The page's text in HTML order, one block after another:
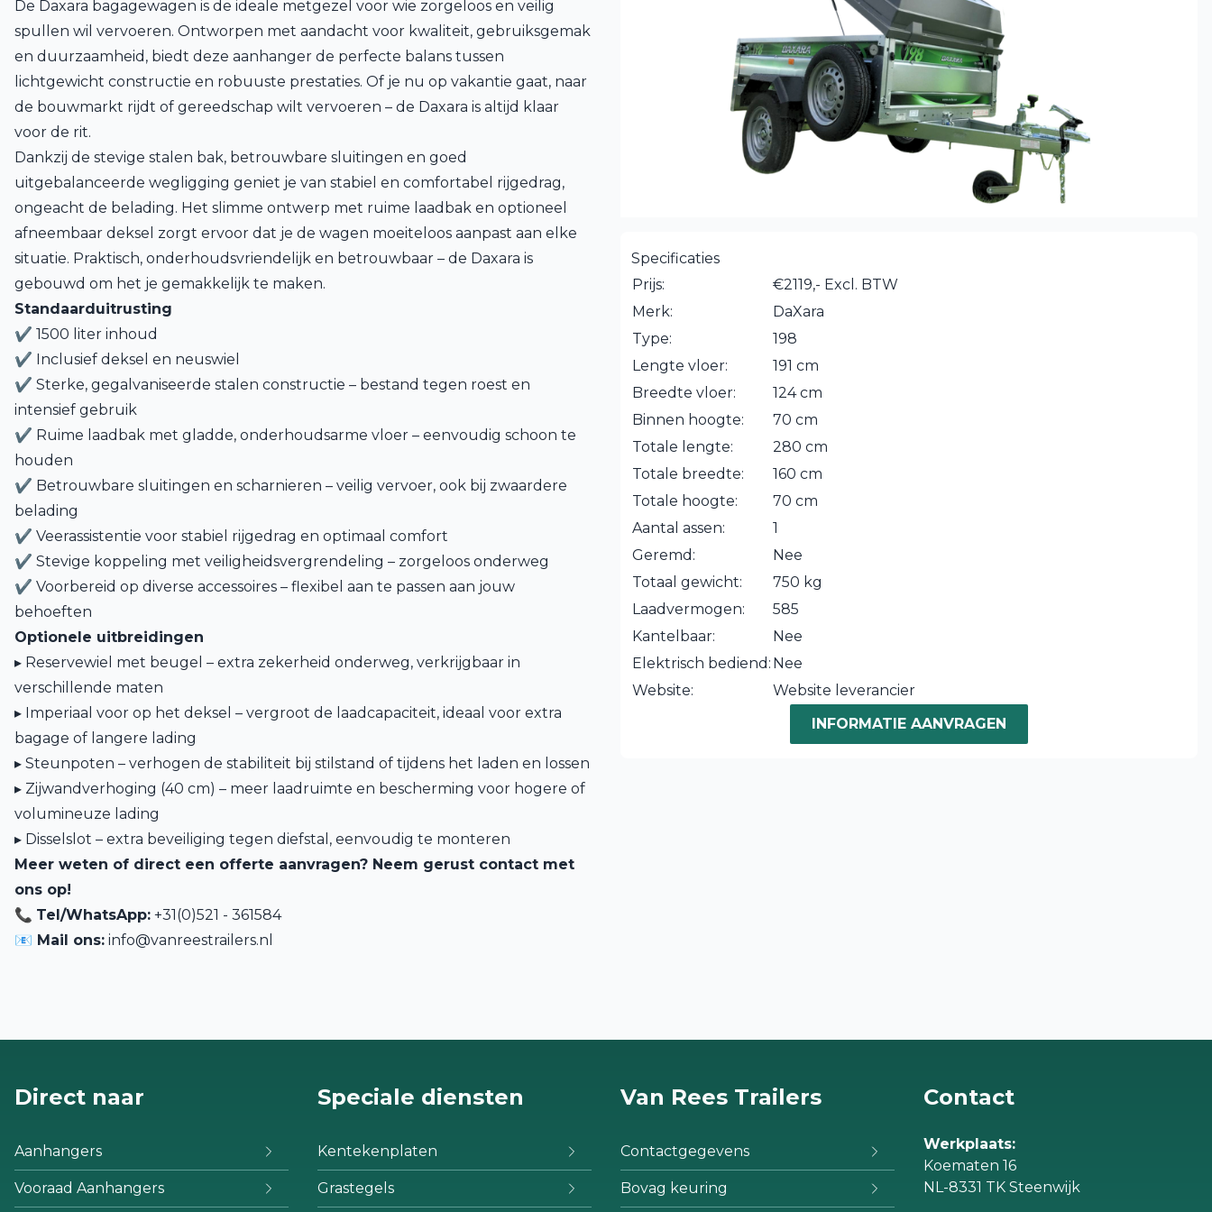
De Daxara bagagewagen is de ideale metgezel voor wie zorgeloos en veilig
spullen wil vervoeren. Ontworpen met aandacht voor kwaliteit, gebruiksgemak
en duurzaamheid, biedt deze aanhanger de perfecte balans tussen
lichtgewicht constructie en robuuste prestaties. Of je nu op vakantie gaat, naar
de bouwmarkt rijdt of gereedschap wilt vervoeren – de Daxara is altijd klaar
voor de rit.
Dankzij de stevige stalen bak, betrouwbare sluitingen en goed
uitgebalanceerde wegligging geniet je van stabiel en comfortabel rijgedrag,
ongeacht de belading. Het slimme ontwerp met ruime laadbak en optioneel
afneembaar deksel zorgt ervoor dat je de wagen moeiteloos aanpast aan elke
situatie. Praktisch, onderhoudsvriendelijk en betrouwbaar – de Daxara is
gebouwd om het je gemakkelijk te maken.
Standaarduitrusting
✔ 1500 liter inhoud
✔ Inclusief deksel en neuswiel
✔ Sterke, gegalvaniseerde stalen constructie – bestand tegen roest en
intensief gebruik
✔ Ruime laadbak met gladde, onderhoudsarme vloer – eenvoudig schoon te
houden
✔ Betrouwbare sluitingen en scharnieren – veilig vervoer, ook bij zwaardere
belading
✔ Veerassistentie voor stabiel rijgedrag en optimaal comfort
✔ Stevige koppeling met veiligheidsvergrendeling – zorgeloos onderweg
✔ Voorbereid op diverse accessoires – flexibel aan te passen aan jouw
behoeften
Optionele uitbreidingen
▸ Reservewiel met beugel – extra zekerheid onderweg, verkrijgbaar in
verschillende maten
▸ Imperiaal voor op het deksel – vergroot de laadcapaciteit, ideaal voor extra
bagage of langere lading
▸ Steunpoten – verhogen de stabiliteit bij stilstand of tijdens het laden en lossen
▸ Zijwandverhoging (40 cm) – meer laadruimte en bescherming voor hogere of
volumineuze lading
▸ Disselslot – extra beveiliging tegen diefstal, eenvoudig te monteren
Meer weten of direct een offerte aanvragen? Neem gerust contact met
ons op!
📞 Tel/WhatsApp: +31(0)521 - 361584
📧 Mail ons: info@vanreestrailers.nl
Specificaties
Prijs:
€2119,- Excl. BTW
Merk:
DaXara
Type:
198
Lengte vloer:
191 cm
Breedte vloer:
124 cm
Binnen hoogte:
70 cm
Totale lengte:
280 cm
Totale breedte:
160 cm
Totale hoogte:
70 cm
Aantal assen:
1
Geremd:
Nee
Totaal gewicht:
750 kg
Laadvermogen:
585
Kantelbaar:
Nee
Elektrisch bediend: Nee
Website:
Website leverancier
INFORMATIE AANVRAGEN
Direct naar
Aanhangers
Vooraad Aanhangers
Speciale diensten
Kentekenplaten
Grastegels
Van Rees Trailers
Contactgegevens
Bovag keuring
Contact
Werkplaats:
Koematen 16
NL-8331 TK Steenwijk